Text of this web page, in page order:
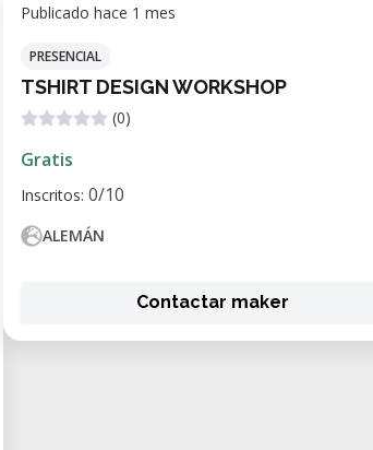
Publicado hace 1 mes
PRESENCIAL
TSHIRT DESIGN WORKSHOP
(0)
Gratis
Inscritos: 0/10
ALEMÁN
Contactar maker